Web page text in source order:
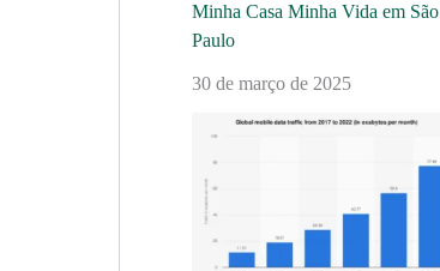
Minha Casa Minha Vida em São
Paulo
30 de março de 2025